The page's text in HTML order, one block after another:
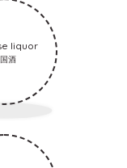
liquor
酒